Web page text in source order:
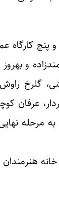
پنج کارگاه
و
گلرخ
عرفان
به مرحله
هنرمندان